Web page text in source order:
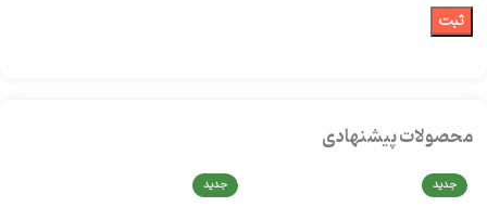
محصولات پیشنهادی
جدید جدید